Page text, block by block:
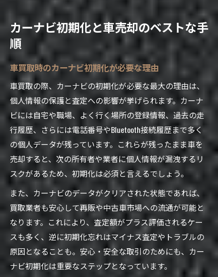
カーナビ初期化と車売却のベストな手
順
車買取時のカーナビ初期化が必要な理由
車買取の際、カーナビの初期化が必要な最大の理由は、
個人情報の保護と査定への影響が挙げられます。カーナ
ビには自宅や職場、よく行く場所の登録情報、過去の走
行履歴、さらには電話番号やBluetooth接続履歴まで多く
の個人データが残っています。これらが残ったまま車を
売却すると、次の所有者や業者に個人情報が漏洩するリ
スクがあるため、初期化は必須と言えるでしょう。
また、カーナビのデータがクリアされた状態であれば、
買取業者も安心して再販や中古車市場への流通が可能と
なります。これにより、査定額がプラス評価されるケー
スも多く、逆に初期化忘れはマイナス査定やトラブルの
原因となることも。安心・安全な取引のためにも、カー
ナビ初期化は重要なステップとなっています。